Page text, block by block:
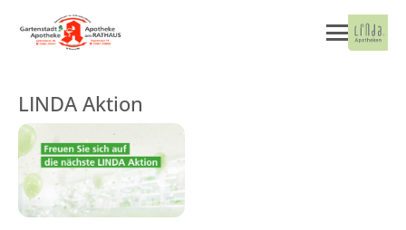
LINDA Aktion